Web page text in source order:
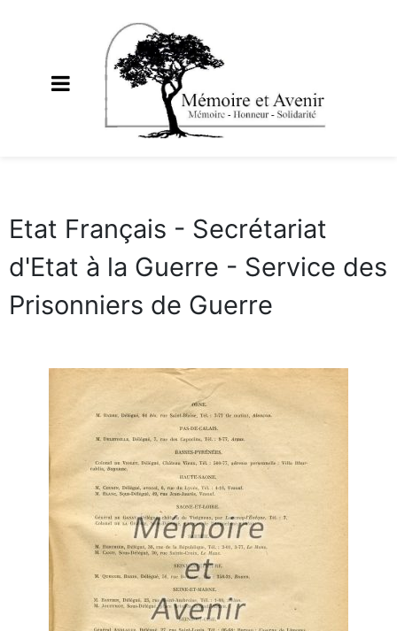
Etat Français - Secrétariat
d'Etat à la Guerre - Service des
Prisonniers de Guerre